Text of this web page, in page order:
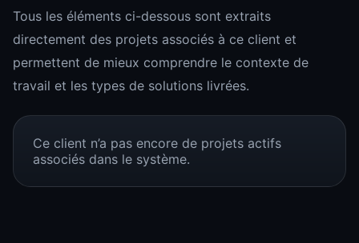
Tous les éléments ci-dessous sont extraits
directement des projets associés à ce client et
permettent de mieux comprendre le contexte de
travail et les types de solutions livrées.
Ce client n’a pas encore de projets actifs
associés dans le système.